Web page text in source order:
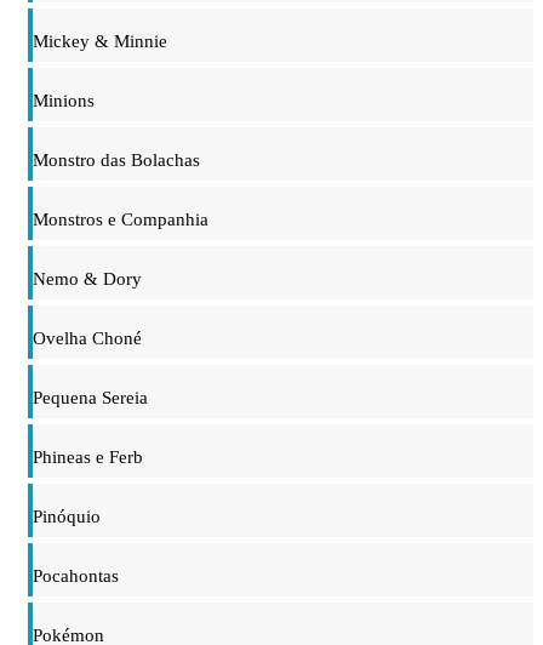
Mickey & Minnie
Minions
Monstro das Bolachas
Monstros e Companhia
Nemo & Dory
Ovelha Choné
Pequena Sereia
Phineas e Ferb
Pinóquio
Pocahontas
Pokémon